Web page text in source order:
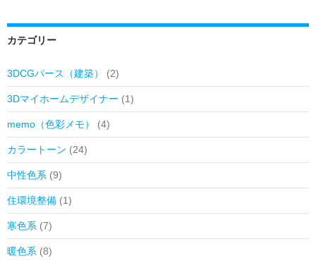
カテゴリー
3DCGパース（建築） (2)
3Dマイホームデザイナー (1)
memo（色彩メモ） (4)
カラートーン (24)
中性色系 (9)
住環境整備 (1)
寒色系 (7)
暖色系 (8)